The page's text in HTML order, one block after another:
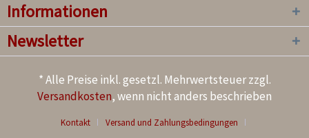
Informationen
Newsletter
* Alle Preise inkl. gesetzl. Mehrwertsteuer zzgl.
Versandkosten, wenn nicht anders beschrieben
Kontakt
Versand und Zahlungsbedingungen